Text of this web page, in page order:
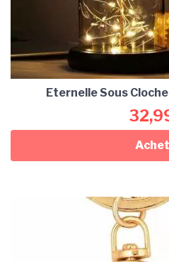
Eternelle Sous